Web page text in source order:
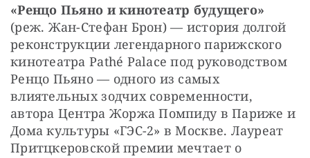
«Ренцо Пьяно и кинотеатр будущего»
(реж. Жан-Стефан Брон) — история долгой
реконструкции легендарного парижского
кинотеатра Pathé Palace под руководством
Ренцо Пьяно — одного из самых
влиятельных зодчих современности,
автора Центра Жоржа Помпиду в Париже и
Дома культуры «ГЭС-2» в Москве. Лауреат
Притцкеровской премии мечтает о